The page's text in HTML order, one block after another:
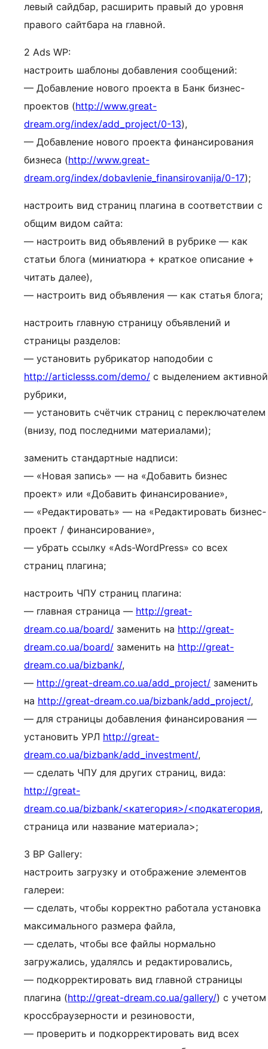
левый сайдбар, расширить правый до уровня
правого сайтбара на главной.
2 Ads WP:
настроить шаблоны добавления сообщений:
— Добавление нового проекта в Банк бизнес-
проектов (http://www.great-
dream.org/index/add_project/0-13),
— Добавление нового проекта финансирования
бизнеса (http://www.great-
dream.org/index/dobavlenie_finansirovanija/0-17);
настроить вид страниц плагина в соответствии с
общим видом сайта:
— настроить вид объявлений в рубрике — как
статьи блога (миниатюра + краткое описание +
читать далее),
— настроить вид объявления — как статья блога;
настроить главную страницу объявлений и
страницы разделов:
— установить рубрикатор наподобии с
http://articlesss.com/demo/ с выделением активной
рубрики,
— установить счётчик страниц с переключателем
(внизу, под последними материалами);
заменить стандартные надписи:
— «Новая запись» — на «Добавить бизнес
проект» или «Добавить финансирование»,
— «Редактировать» — на «Редактировать бизнес-
проект / финансирование»,
— убрать ссылку «Ads-WordPress» со всех
страниц плагина;
настроить ЧПУ страниц плагина:
— главная страница — http://great-
dream.co.ua/board/ заменить на http://great-
dream.co.ua/board/ заменить на http://great-
dream.co.ua/bizbank/,
— http://great-dream.co.ua/add_project/ заменить
на http://great-dream.co.ua/bizbank/add_project/,
— для страницы добавления финансирования —
установить УРЛ http://great-
dream.co.ua/bizbank/add_investment/,
— сделать ЧПУ для других страниц, вида:
http://great-
dream.co.ua/bizbank/<категория>/<подкатегория,
страница или название материала>;
3 BP Gallery:
настроить загрузку и отображение элементов
галереи:
— сделать, чтобы корректно работала установка
максимального размера файла,
— сделать, чтобы все файлы нормально
загружались, удалялсь и редактировались,
— подкорректировать вид главной страницы
плагина (http://great-dream.co.ua/gallery/) с учетом
кроссбраузерности и резиновости,
— проверить и подкорректировать вид всех